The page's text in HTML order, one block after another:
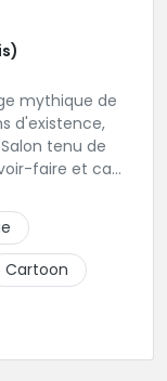
mythique de
d'existence,
tenu de
faire et ca
plus,
du tatouage
Cartoon